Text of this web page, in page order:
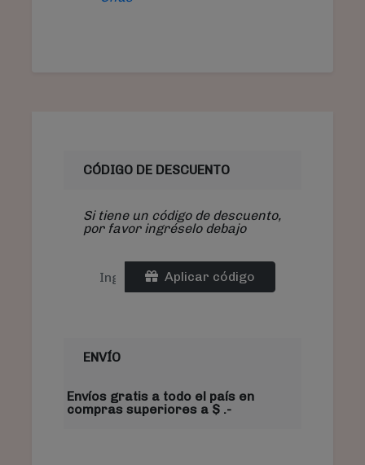
CÓDIGO DE DESCUENTO
Si tiene un código de descuento,
por favor ingréselo debajo
Aplicar código
ENVÍO
Envíos gratis a todo el país en
compras superiores a $ .-